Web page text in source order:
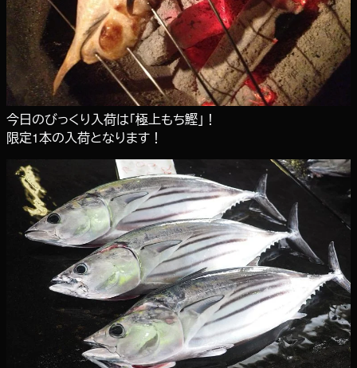
今日のびっくり入荷は「極上もち鰹」！
限定1本の入荷となります！